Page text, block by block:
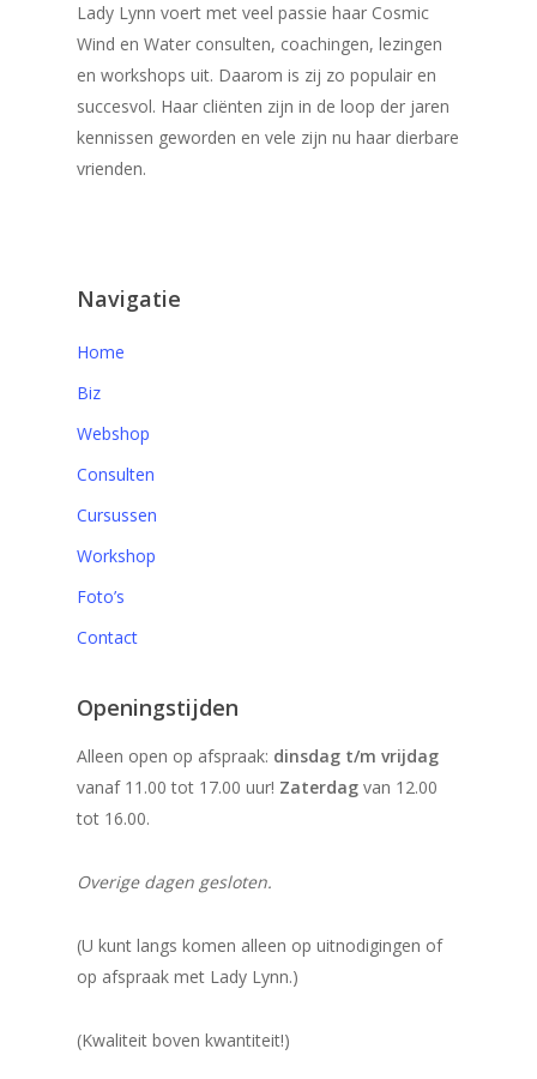
Lady Lynn voert met veel passie haar Cosmic
Wind en Water consulten, coachingen, lezingen
en workshops uit. Daarom is zij zo populair en
succesvol. Haar cliënten zijn in de loop der jaren
kennissen geworden en vele zijn nu haar dierbare
vrienden.
Navigatie
Home
Biz
Webshop
Consulten
Cursussen
Workshop
Foto’s
Contact
Openingstijden
Alleen open op afspraak: dinsdag t/m vrijdag
vanaf 11.00 tot 17.00 uur! Zaterdag van 12.00
tot 16.00.
Overige dagen gesloten.
(U kunt langs komen alleen op uitnodigingen of
op afspraak met Lady Lynn.)
(Kwaliteit boven kwantiteit!)